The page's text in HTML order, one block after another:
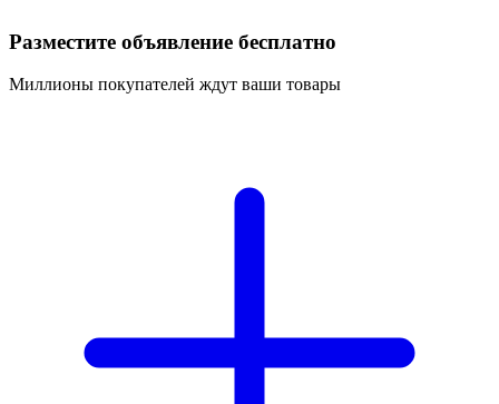
Разместите объявление бесплатно
Миллионы покупателей ждут ваши товары